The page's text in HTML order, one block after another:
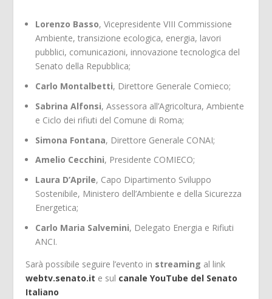
Lorenzo Basso, Vicepresidente VIII Commissione
Ambiente, transizione ecologica, energia, lavori
pubblici, comunicazioni, innovazione tecnologica del
Senato della Repubblica;
Carlo Montalbetti, Direttore Generale Comieco;
Sabrina Alfonsi, Assessora all’Agricoltura, Ambiente
e Ciclo dei rifiuti del Comune di Roma;
Simona Fontana, Direttore Generale CONAI;
Amelio Cecchini, Presidente COMIECO;
Laura D’Aprile, Capo Dipartimento Sviluppo
Sostenibile, Ministero dell’Ambiente e della Sicurezza
Energetica;
Carlo Maria Salvemini, Delegato Energia e Rifiuti
ANCI.
Sarà possibile seguire l’evento in streaming al link
webtv.senato.it e sul canale YouTube del Senato
Italiano